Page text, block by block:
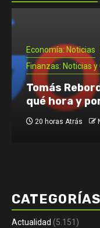
Emprendimiento y
Noti-
autónomo se
2 días Atrás
CATEGORÍAS
Actualidad (5.151)